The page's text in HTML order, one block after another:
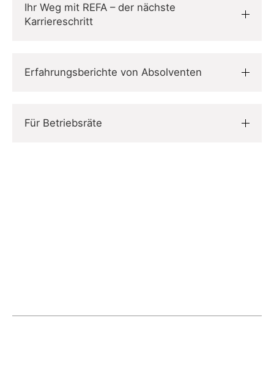
Ihr Weg mit REFA – der nächste
Karriereschritt
Erfahrungsberichte von Absolventen
Für Betriebsräte